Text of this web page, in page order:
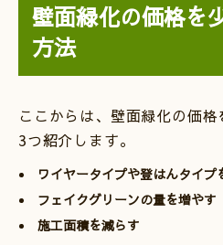
壁面緑化の価格を
方法
ここからは、壁面緑化の価
3つ紹介します。
ワイヤータイプや登はんタイプ
フェイクグリーンの量を増やす
施工面積を減らす